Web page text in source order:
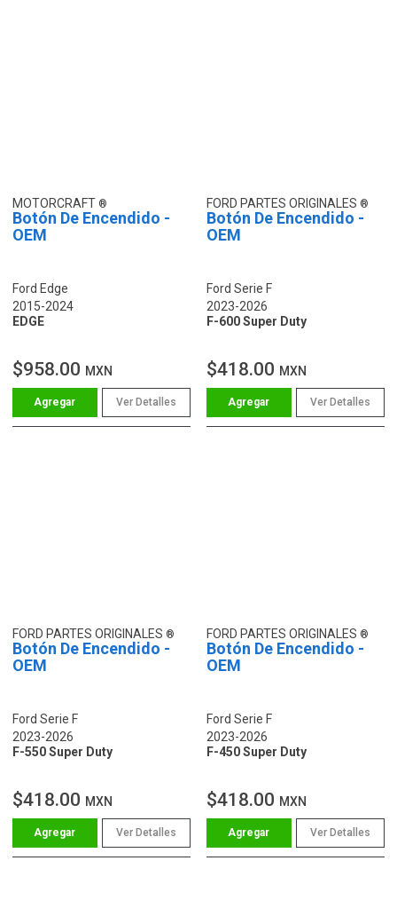
MOTORCRAFT
Botón De Encendido -
OEM
Ford Edge
2015-2024
EDGE
$958.00 MXN
Ver Detalles
FORD PARTES ORIGINALES
Botón De Encendido -
OEM
Ford Serie F
2023-2026
F-600 Super Duty
$418.00 MXN
Ver Detalles
FORD PARTES ORIGINALES
Botón De Encendido -
OEM
Ford Serie F
2023-2026
F-550 Super Duty
$418.00 MXN
Ver Detalles
FORD PARTES ORIGINALES
Botón De Encendido -
OEM
Ford Serie F
2023-2026
F-450 Super Duty
$418.00 MXN
Ver Detalles